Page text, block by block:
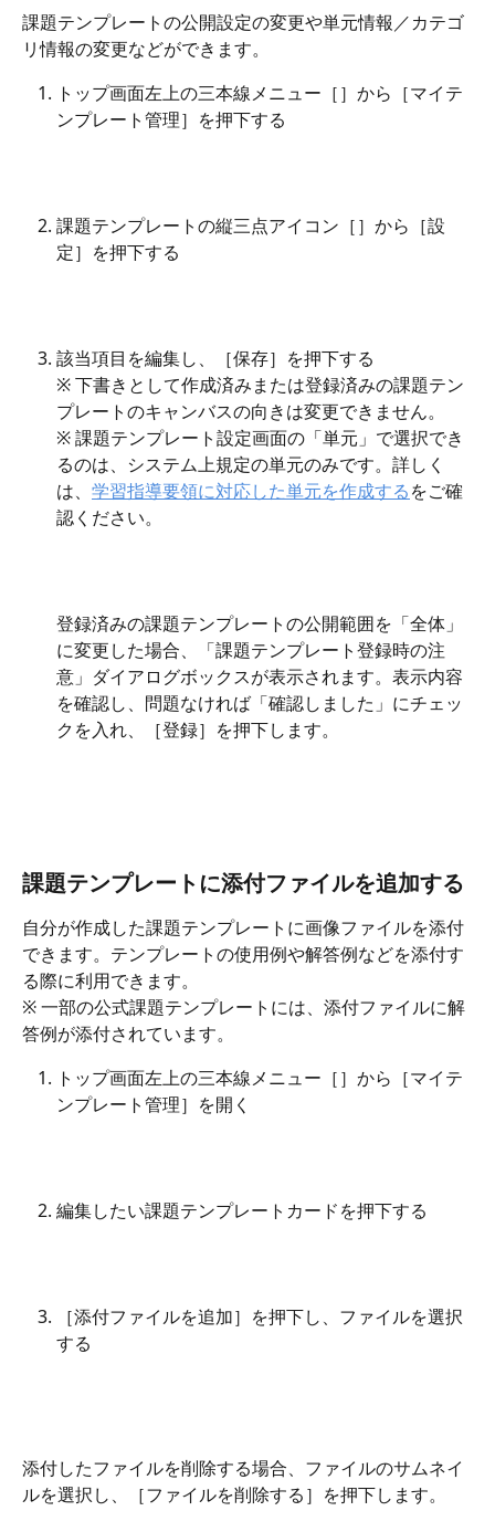
課題テンプレートの公開設定の変更や単元情報／カテゴ
リ情報の変更などができます。
トップ画面左上の三本線メニュー［］から［マイテ
ンプレート管理］を押下する
課題テンプレートの縦三点アイコン［］から［設
定］を押下する
該当項目を編集し、［保存］を押下する
※ 下書きとして作成済みまたは登録済みの課題テン
プレートのキャンバスの向きは変更できません。
※ 課題テンプレート設定画面の「単元」で選択でき
るのは、システム上規定の単元のみです。詳しく
は、 学習指導要領に対応した単元を作成するをご確
認ください。
登録済みの課題テンプレートの公開範囲を「全体」
に変更した場合、「課題テンプレート登録時の注
意」ダイアログボックスが表示されます。表示内容
を確認し、問題なければ「確認しました」にチェッ
クを入れ、［登録］を押下します。
課題テンプレートに添付ファイルを追加する
自分が作成した課題テンプレートに画像ファイルを添付
できます。テンプレートの使用例や解答例などを添付す
る際に利用できます。
※ 一部の公式課題テンプレートには、添付ファイルに解
答例が添付されています。
トップ画面左上の三本線メニュー［］から［マイテ
ンプレート管理］を開く
編集したい課題テンプレートカードを押下する
［添付ファイルを追加］を押下し、ファイルを選択
する
添付したファイルを削除する場合、ファイルのサムネイ
ルを選択し、［ファイルを削除する］を押下します。